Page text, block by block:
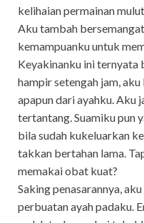
kelihaian permainan
Aku tambah
kemampuanku untuk
Keyakinanku ini ternyata
hampir setengah jam,
apapun dari ayahku. Aku
tertantang. Suamiku pun
bila sudah kukeluarkan
takkan bertahan lama.
memakai obat kuat?
Saking penasarannya,
perbuatan ayah padaku.